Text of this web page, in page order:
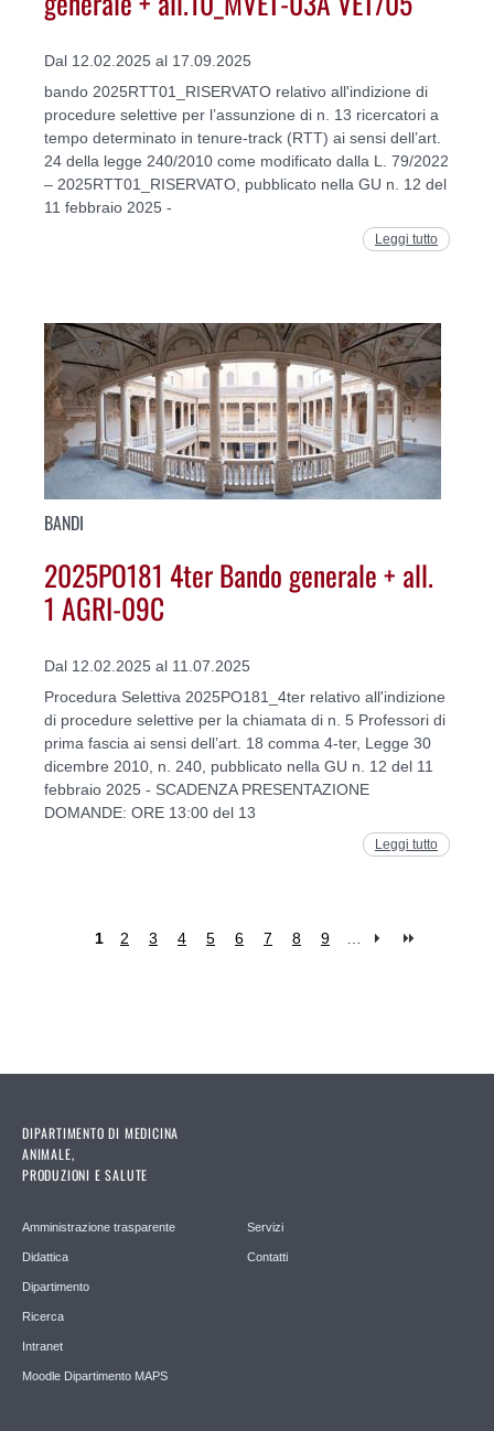
Dal 12.02.2025 al 17.09.2025
bando 2025RTT01_RISERVATO relativo all'indizione di
procedure selettive per l’assunzione di n. 13 ricercatori a
tempo determinato in tenure-track (RTT) ai sensi dell’art.
24 della legge 240/2010 come modificato dalla L. 79/2022
– 2025RTT01_RISERVATO, pubblicato nella GU n. 12 del
11 febbraio 2025 -
Leggi tutto
BANDI
2025PO181 4ter Bando generale + all.
1 AGRI-09C
Dal 12.02.2025 al 11.07.2025
Procedura Selettiva 2025PO181_4ter relativo all'indizione
di procedure selettive per la chiamata di n. 5 Professori di
prima fascia ai sensi dell’art. 18 comma 4-ter, Legge 30
dicembre 2010, n. 240, pubblicato nella GU n. 12 del 11
febbraio 2025 - SCADENZA PRESENTAZIONE
DOMANDE: ORE 13:00 del 13
Leggi tutto
1 2 3 4 5 6 7 8 9
DIPARTIMENTO DI MEDICINA
ANIMALE,
PRODUZIONI E SALUTE
Amministrazione trasparente
Didattica
Dipartimento
Ricerca
Intranet
Moodle Dipartimento MAPS
Servizi
Contatti